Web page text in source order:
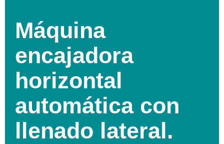
Máquina
encajadora
horizontal
automática con
llenado lateral.